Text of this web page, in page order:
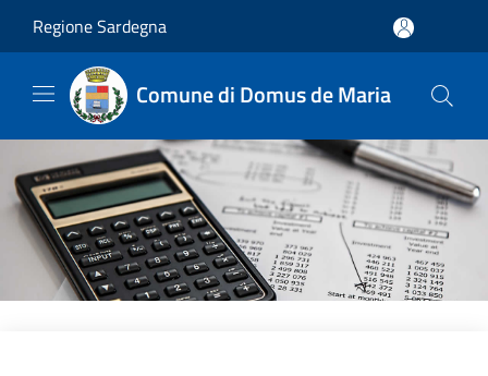
Regione Sardegna
Comune di Domus de Maria